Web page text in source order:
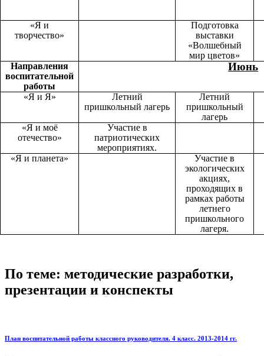
«Я и
творчество»
Подготовка
выставки
«Волшебный
мир цветов»
Направления
воспитательной
работы
Июнь
«Я и Я»
Летний
пришкольный лагерь
Летний
пришкольный
лагерь
«Я и моё
отечество»
Участие в
патриотических
мероприятиях.
«Я и планета»
Участие в
экологических
акциях,
проходящих в
рамках работы
летнего
пришкольного
лагеря.
По теме: методические разработки,
презентации и конспекты
План воспитательной работы классного руководителя. 4 класс. 2013-2014 гг.